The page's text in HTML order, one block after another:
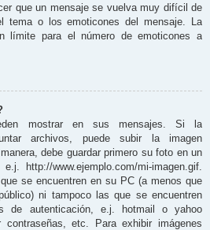
que un mensaje se vuelva muy difícil de
tema o los emoticones del mensaje. La
límite para el número de emoticones a
mostrar en sus mensajes. Si la
archivos, puede subir la imagen
debe guardar primero su foto en un
http://www.ejemplo.com/mi-imagen.gif.
se encuentren en su PC (a menos que
ni tampoco las que se encuentren
de autenticación, e.j. hotmail o yahoo
etc. Para exhibir imágenes